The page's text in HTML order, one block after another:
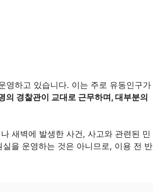
영하고 있습니다. 이는 주로 유동인구가
의 경찰관이 교대로 근무하며, 대부분의
새벽에 발생한 사건, 사고와 관련된 민
을 운영하는 것은 아니므로, 이용 전 반